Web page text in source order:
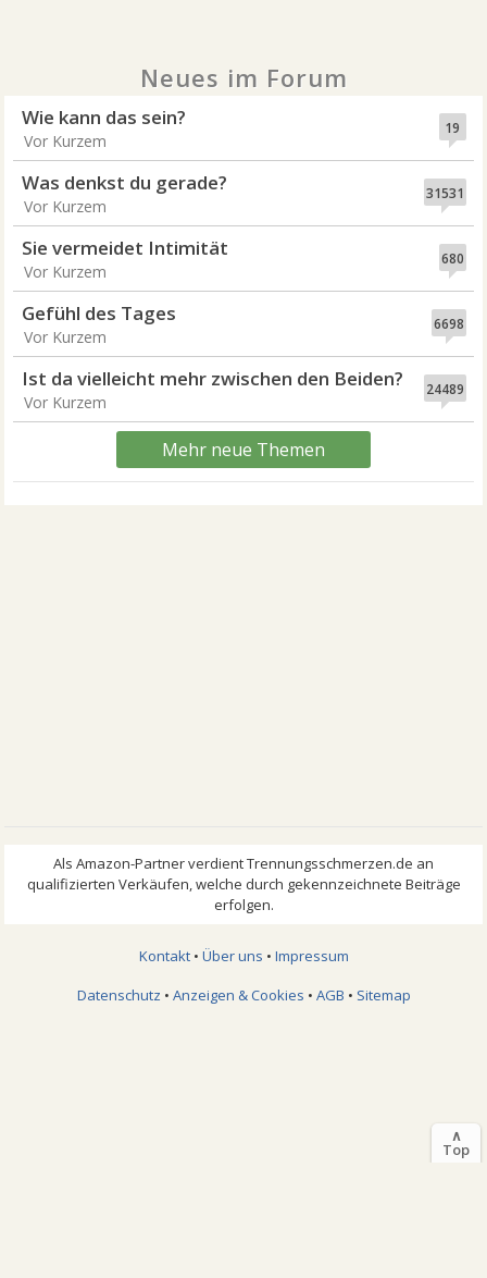
Neues im Forum
19
Wie kann das sein?
Vor Kurzem
31531
Was denkst du gerade?
Vor Kurzem
680
Sie vermeidet Intimität
Vor Kurzem
6698
Gefühl des Tages
Vor Kurzem
24489
Ist da vielleicht mehr zwischen den Beiden?
Vor Kurzem
Mehr neue Themen
Kontakt• Über uns • Impressum
Datenschutz • Anzeigen & Cookies • AGB • Sitemap
∧
Top